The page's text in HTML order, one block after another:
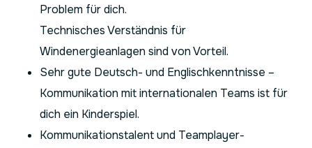
Problem für dich.
Technisches Verständnis für
Windenergieanlagen sind von Vorteil.
Sehr gute Deutsch- und Englischkenntnisse –
Kommunikation mit internationalen Teams ist für
dich ein Kinderspiel.
Kommunikationstalent und Teamplayer-